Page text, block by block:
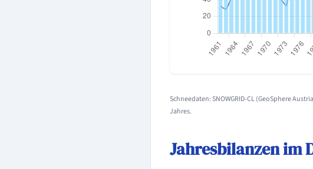
Schneedaten: SNOWGRID-CL (GeoSphere
Jahres.
Jahresbilanzen im